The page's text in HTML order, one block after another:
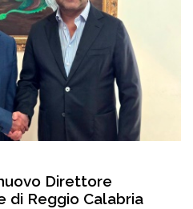
perso la vita il […]
Direttore
di Reggio Calabria